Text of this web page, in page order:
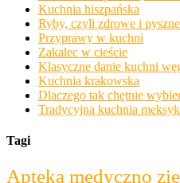
Kuchnia hiszpańska
Ryby, czyli zdrowe i
Przyprawy w kuchni
Zakalec w cieście
Klasyczne danie kuchni
Kuchnia krakowska
Dlaczego tak chętnie
Tradycyjna kuchnia
Tagi
Apteka medyczno